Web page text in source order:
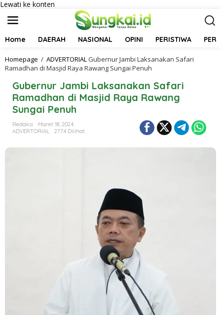
Lewati ke konten
Home DAERAH NASIONAL OPINI PERISTIWA
Homepage / ADVERTORIALGubernur Jambi Laksanakan Safari
Ramadhan di Masjid Raya Rawang Sungai Penuh
Gubernur Jambi Laksanakan Safari
Ramadhan di Masjid Raya Rawang
Sungai Penuh
Redaksi
Maret 18, 2024
ADVERTORIAL
2774 Dilihat